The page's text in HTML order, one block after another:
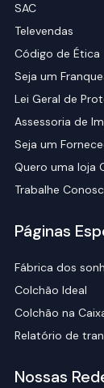
SAC
Televendas
Código de Ética
Seja um
Lei Geral de
Assessoria de
Seja um
Quero uma loja
Trabalhe
Páginas
Fábrica dos
Colchão Ideal
Colchão na
Relatório de
Nossas